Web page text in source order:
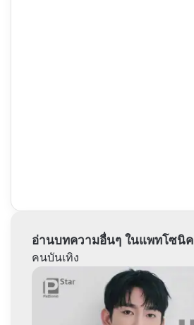
อ่านบทความอื่นๆ ในแพทโซนิค
คนบันเทิง